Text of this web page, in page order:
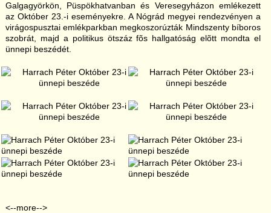
Galgagyörkön, Püspökhatvanban és Veresegyházon emlékezett
az Október 23.-i eseményekre. A Nógrád megyei rendezvényen a
virágospusztai emlékparkban megkoszorúzták Mindszenty bíboros
szobrát, majd a politikus ötszáz fõs hallgatóság elõtt mondta el
ünnepi beszédét.
<--more-->